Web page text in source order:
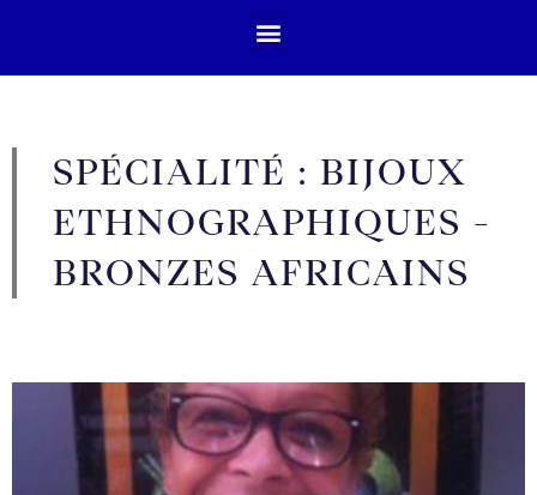
SPÉCIALITÉ : BIJOUX
ETHNOGRAPHIQUES -
BRONZES AFRICAINS